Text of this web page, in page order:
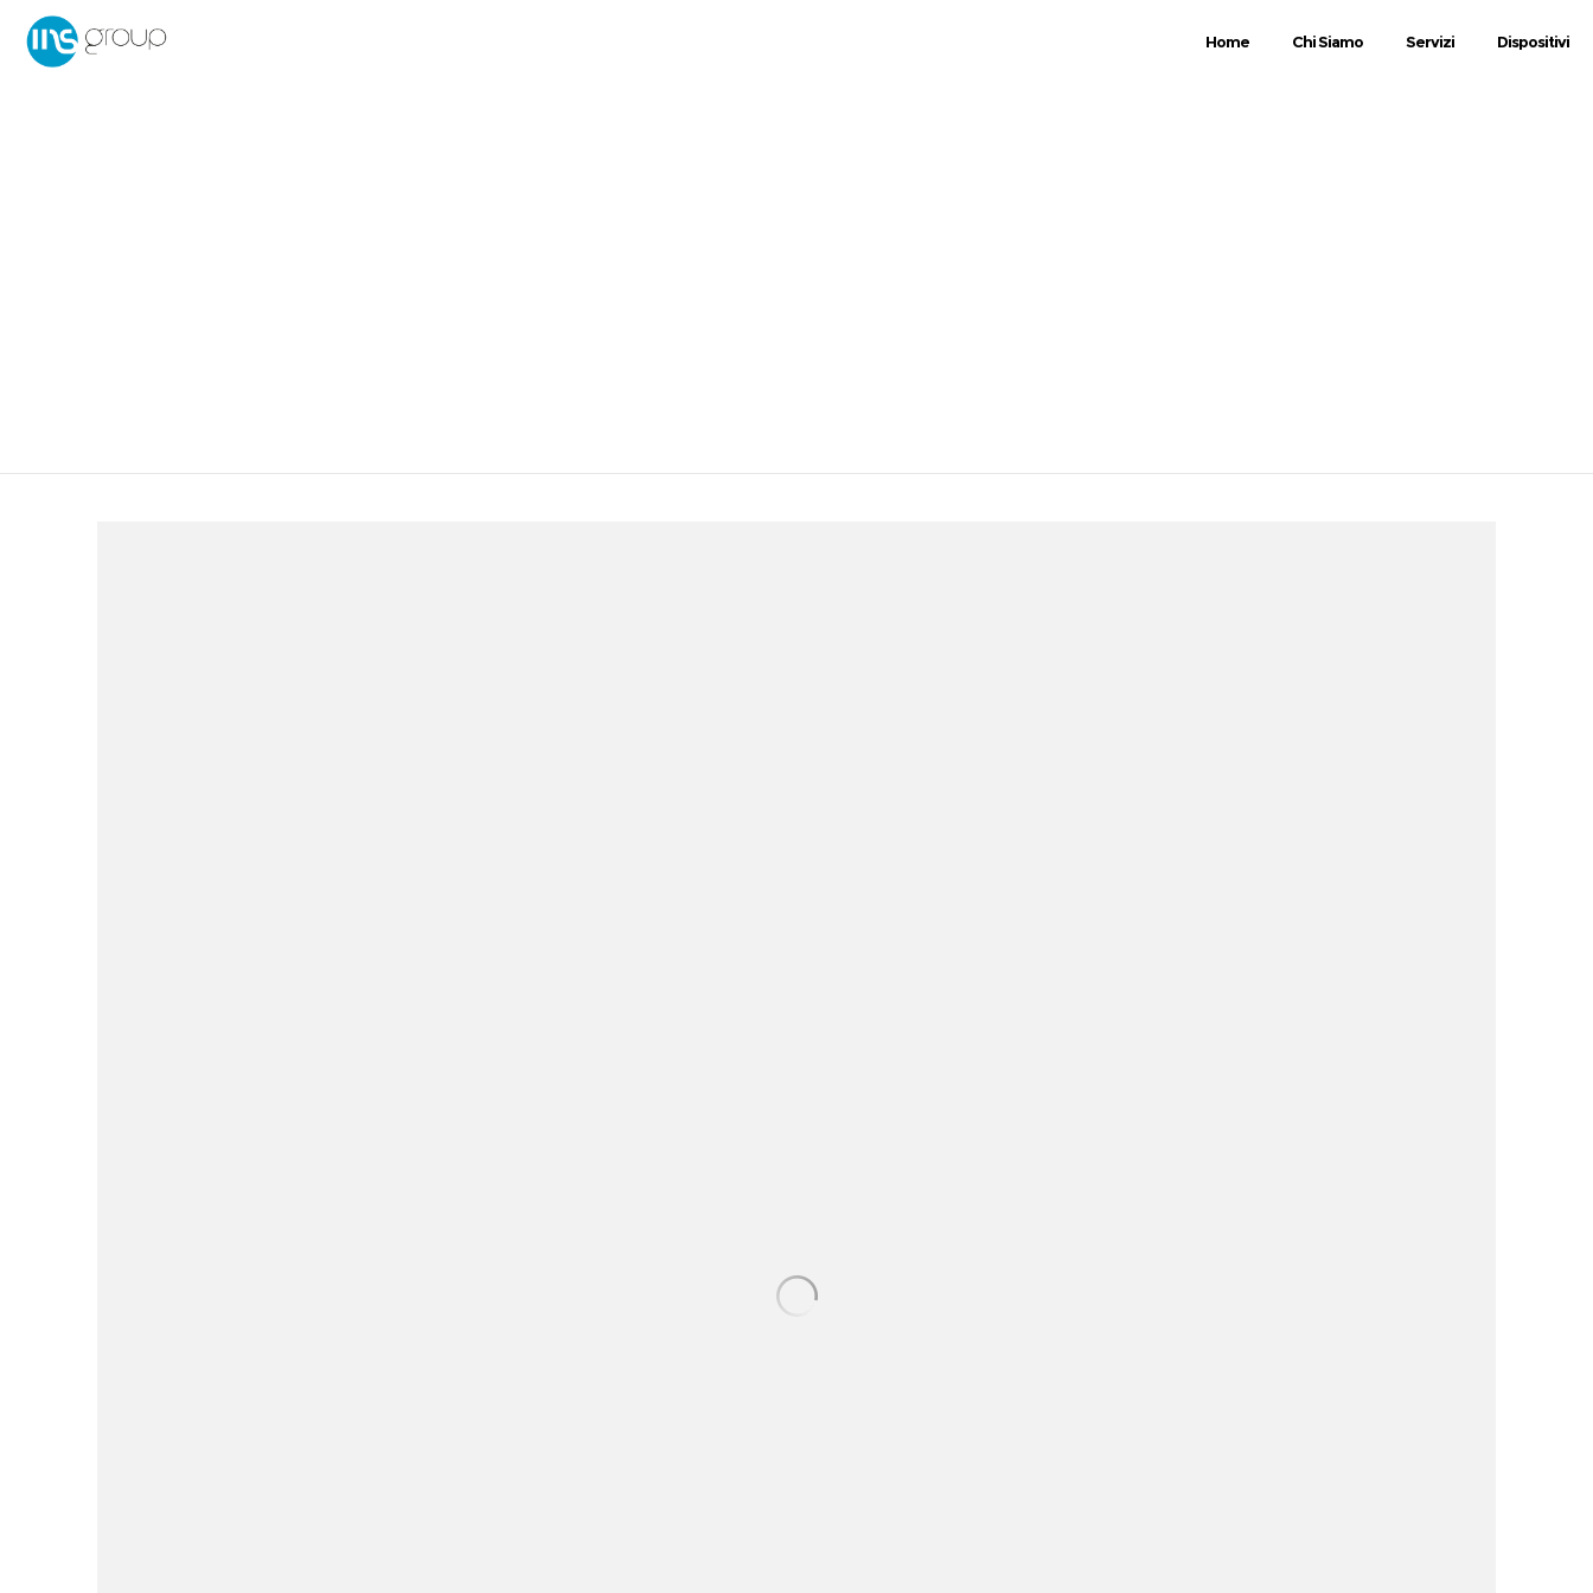
Home Chi Siamo Servizi Dispositivi